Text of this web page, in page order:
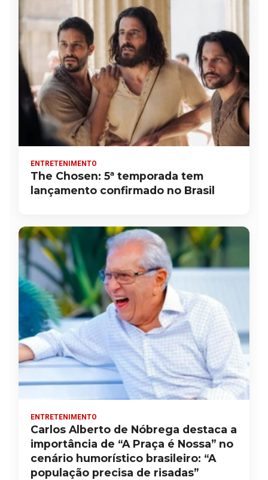
ENTRETENIMENTO
The Chosen: 5ª temporada tem
lançamento confirmado no Brasil
ENTRETENIMENTO
Carlos Alberto de Nóbrega destaca a
importância de “A Praça é Nossa” no
cenário humorístico brasileiro: “A
população precisa de risadas”